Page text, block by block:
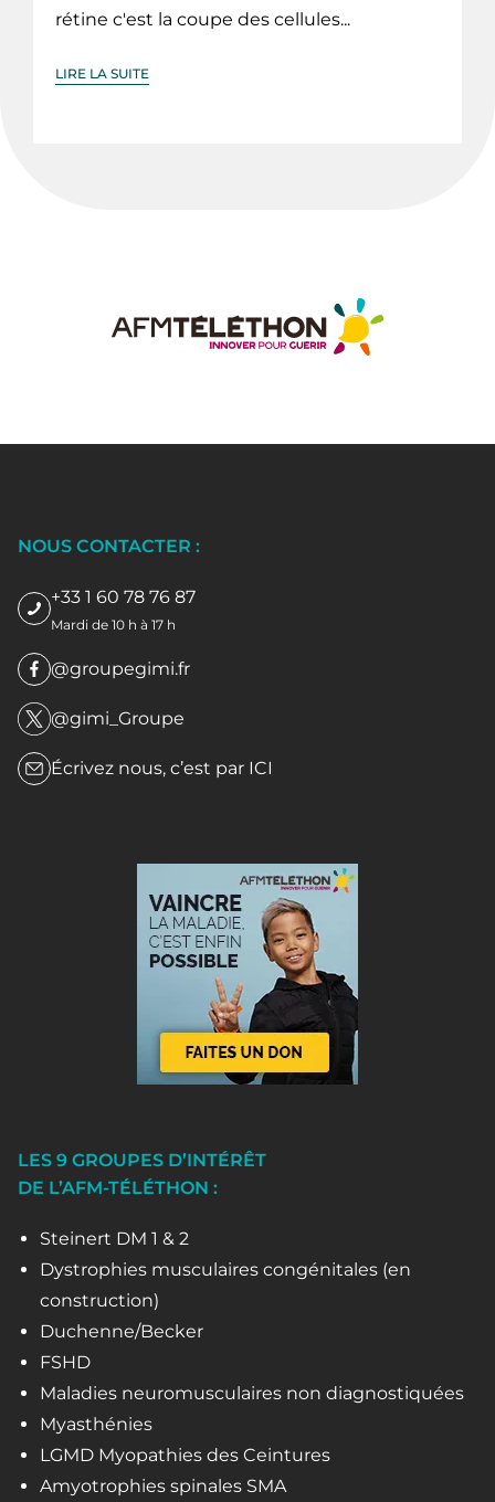
rétine c'est la coupe des cellules...
LIRE LA SUITE
NOUS CONTACTER :
+33 1 60 78 76 87
Mardi de 10 h à 17 h
@groupegimi.fr
@gimi_Groupe
Écrivez nous, c’est par ICI
LES 9 GROUPES D’INTÉRÊT
DE L’AFM-TÉLÉTHON :
Steinert DM 1 & 2
Dystrophies musculaires congénitales (en
construction)
Duchenne/Becker
FSHD
Maladies neuromusculaires non diagnostiquées
Myasthénies
LGMD Myopathies des Ceintures
Amyotrophies spinales SMA